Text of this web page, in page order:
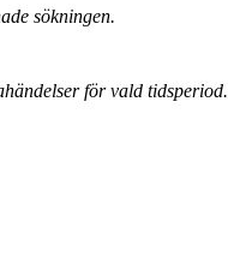
sökningen.
för vald tidsperiod.